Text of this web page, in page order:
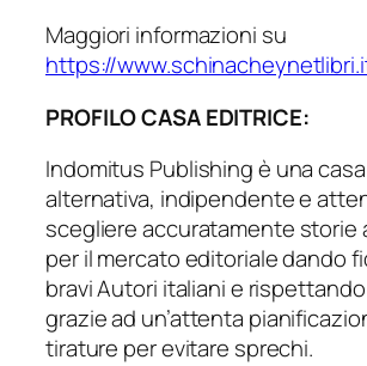
Maggiori informazioni su
https://
PROFILO CASA EDITRICE:
Indomitus Publishing è una
alternativa, indipendente e
scegliere accuratamente storie
per il mercato editoriale dando
bravi Autori italiani e
grazie ad un’attenta
tirature per evitare sprechi.